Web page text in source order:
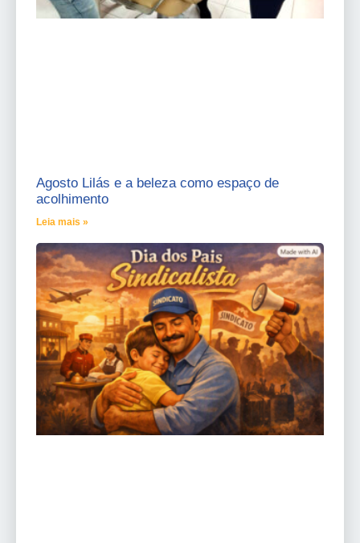
Agosto Lilás e a beleza como espaço de
acolhimento
Leia mais »